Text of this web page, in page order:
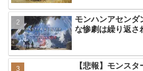
Powered by livedoor 相互RSS
モンハンアセンダ
な惨劇は繰り返さ
【悲報】モンス